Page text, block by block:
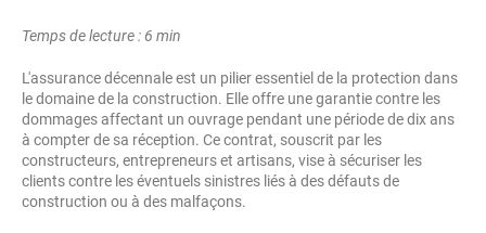
Temps de lecture : 6 min
L'assurance décennale est un pilier essentiel de la protection dans
le domaine de la construction. Elle offre une garantie contre les
dommages affectant un ouvrage pendant une période de dix ans
à compter de sa réception. Ce contrat, souscrit par les
constructeurs, entrepreneurs et artisans, vise à sécuriser les
clients contre les éventuels sinistres liés à des défauts de
construction ou à des malfaçons.